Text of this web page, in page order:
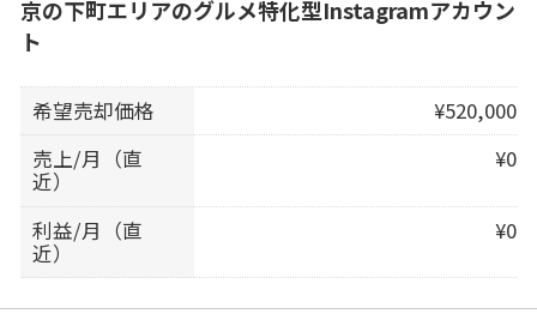
京の下町エリアのグルメ特化型Instagramアカウン
ト
希望売却価格
¥520,000
売上/月（直
近）
¥0
利益/月（直
近）
¥0